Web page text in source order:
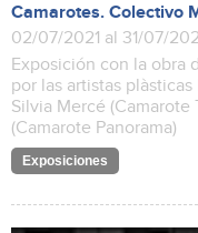
Camarotes. Colectivo
02/07/2021 al 31/07/
Exposición con la obra
por las artistas
Silvia Mercé
(Camarote Panorama)
Exposiciones